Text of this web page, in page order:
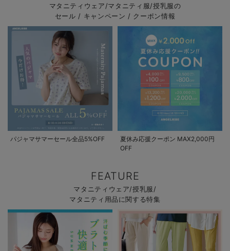
マタニティウェア/マタニティ服/授乳服の
セール / キャンペーン / クーポン情報
パジャマサマーセール全品5%OFF
夏休み応援クーポン MAX2,000円
OFF
FEATURE
マタニティウェア/授乳服/
マタニティ用品に関する特集